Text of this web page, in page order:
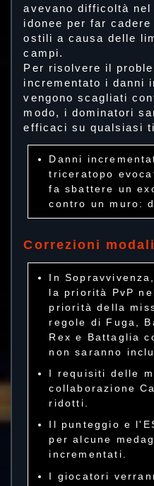
avevano difficoltà
idonee per far
ostili a causa delle
campi.
Per risolvere il
incrementato i danni
vengono scagliati
modo, i dominatori
efficaci su qualsiasi
Danni
triceratopo
fa sbattere un
contro un muro:
Correzioni
In
la priorità PvP
priorità della
regole di Fuga,
Rex e Battaglia
non saranno
I requisiti delle
collaborazione
ridotti.
Il punteggio e
per alcune
incrementati.
I giocatori